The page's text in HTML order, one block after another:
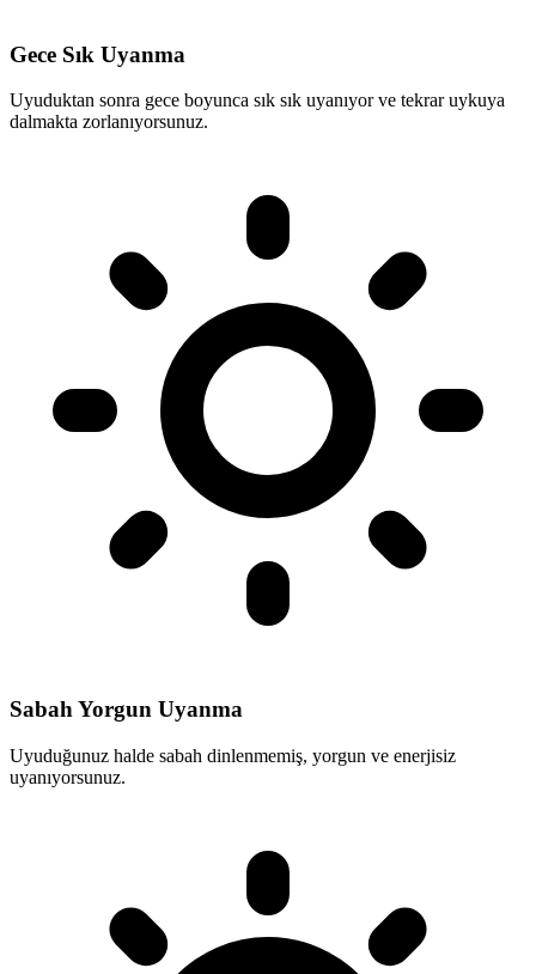
Gece Sık Uyanma
Uyuduktan sonra gece boyunca sık sık uyanıyor ve tekrar uykuya
dalmakta zorlanıyorsunuz.
Sabah Yorgun Uyanma
Uyuduğunuz halde sabah dinlenmemiş, yorgun ve enerjisiz
uyanıyorsunuz.